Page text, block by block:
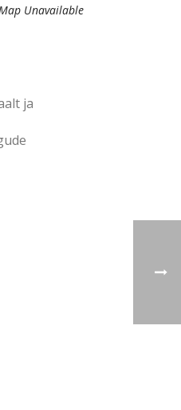
Unavailable
ja